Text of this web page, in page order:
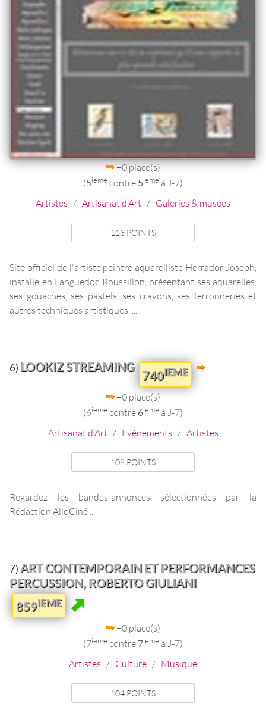
+0 place(s)
(5ieme contre 5ieme à J-7)
Artistes / Artisanat d’Art / Galeries & musées
113 POINTS
Site officiel de l'artiste peintre aquarelliste Herrador Joseph,
installé en Languedoc Roussillon, présentant ses aquarelles,
ses gouaches, ses pastels, ses crayons, ses ferronneries et
autres techniques artistiques. ...
6) LOOKIZ STREAMING
740IEME
+0 place(s)
(6ieme contre 6ieme à J-7)
Artisanat d’Art / Evénements / Artistes
108 POINTS
Regardez les bandes-annonces sélectionnées par la
Rédaction AlloCiné ...
7)ART CONTEMPORAIN ET PERFORMANCES
PERCUSSION, ROBERTO GIULIANI
859IEME
+0 place(s)
(7ieme contre 7ieme à J-7)
Artistes / Culture / Musique
104 POINTS